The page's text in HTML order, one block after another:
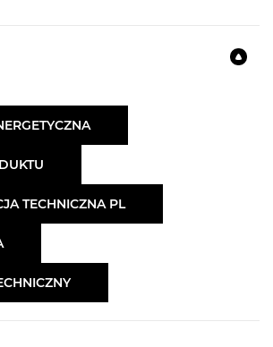
TECHNICZNA PL